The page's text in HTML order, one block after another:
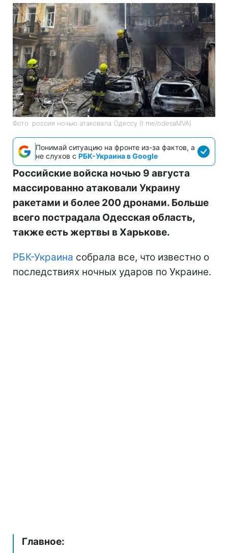
Фото: россия ночью атаковала Одессу (t.me/odesaMVA)
Понимай ситуацию на фронте из-за фактов, а
не слухов с РБК-Украина в Google
Российские войска ночью 9 августа
массированно атаковали Украину
ракетами и более 200 дронами. Больше
всего пострадала Одесская область,
также есть жертвы в Харькове.
РБК-Украина собрала все, что известно о
последствиях ночных ударов по Украине.
Главное: